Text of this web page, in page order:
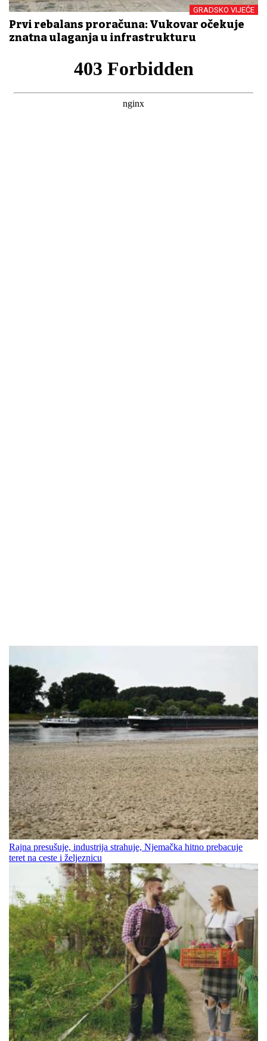
GRADSKO VIJEĆE
Prvi rebalans proračuna: Vukovar očekuje
znatna ulaganja u infrastrukturu
Rajna presušuje, industrija strahuje, Njemačka hitno prebacuje
teret na ceste i željeznicu